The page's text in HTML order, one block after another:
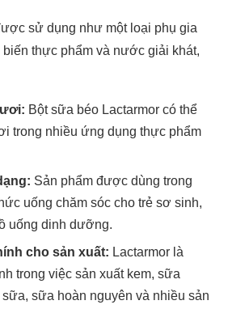
sử dụng như một loại phụ gia
thực phẩm và nước giải khát,
Bột sữa béo Lactarmor có thể
trong nhiều ứng dụng thực phẩm
Sản phẩm được dùng trong
uống chăm sóc cho trẻ sơ sinh,
uống dinh dưỡng.
cho sản xuất: Lactarmor là
trong việc sản xuất kem, sữa
sữa hoàn nguyên và nhiều sản